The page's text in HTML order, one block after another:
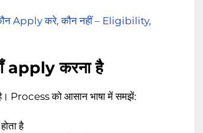
Apply करे, कौन नहीं – Eligibility,
करना है
है। Process को आसान भाषा में समझें:
है